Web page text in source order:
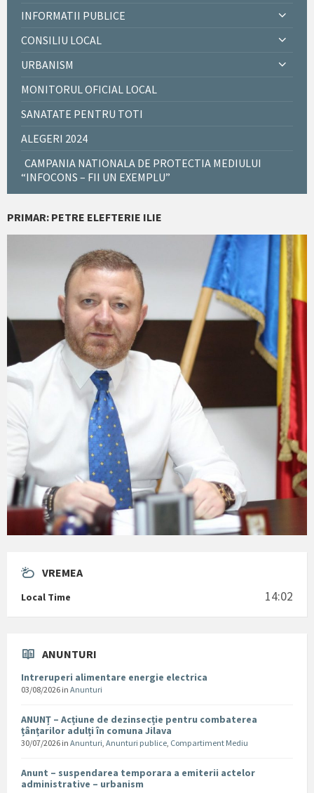
INFORMATII PUBLICE
CONSILIU LOCAL
URBANISM
MONITORUL OFICIAL LOCAL
SANATATE PENTRU TOTI
ALEGERI 2024
CAMPANIA NATIONALA DE PROTECTIA MEDIULUI
“INFOCONS – FII UN EXEMPLU”
PRIMAR: PETRE ELEFTERIE ILIE
VREMEA
Local Time 14:02
ANUNTURI
Intreruperi alimentare energie electrica
03/08/2026 in Anunturi
ANUNȚ – Acțiune de dezinsecție pentru combaterea
țânțarilor adulți în comuna Jilava
30/07/2026 in Anunturi, Anunturi publice, Compartiment Mediu
Anunt – suspendarea temporara a emiterii actelor
administrative – urbanism